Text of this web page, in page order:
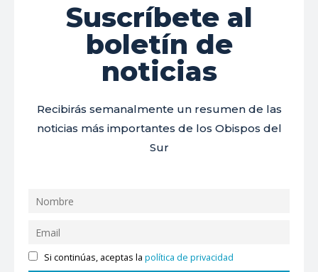
Suscríbete al
boletín de
noticias
Recibirás semanalmente un resumen de las
noticias más importantes de los Obispos del
Sur
Si continúas, aceptas lapolítica de privacidad